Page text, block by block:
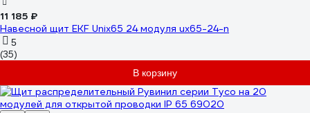
11 185 ₽
Навесной щит EKF Unix65 24 модуля ux65-24-n
5
(35)
В корзину